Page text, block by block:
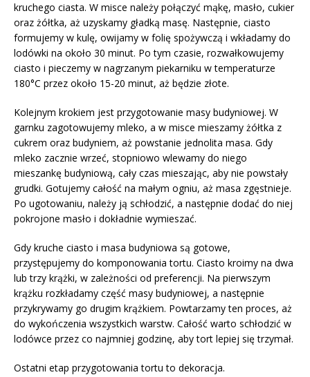
kruchego ciasta. W misce należy połączyć mąkę, masło, cukier
oraz żółtka, aż uzyskamy gładką masę. Następnie, ciasto
formujemy w kulę, owijamy w folię spożywczą i wkładamy do
lodówki na około 30 minut. Po tym czasie, rozwałkowujemy
ciasto i pieczemy w nagrzanym piekarniku w temperaturze
180°C przez około 15-20 minut, aż będzie złote.
Kolejnym krokiem jest przygotowanie masy budyniowej. W
garnku zagotowujemy mleko, a w misce mieszamy żółtka z
cukrem oraz budyniem, aż powstanie jednolita masa. Gdy
mleko zacznie wrzeć, stopniowo wlewamy do niego
mieszankę budyniową, cały czas mieszając, aby nie powstały
grudki. Gotujemy całość na małym ogniu, aż masa zgęstnieje.
Po ugotowaniu, należy ją schłodzić, a następnie dodać do niej
pokrojone masło i dokładnie wymieszać.
Gdy kruche ciasto i masa budyniowa są gotowe,
przystępujemy do komponowania tortu. Ciasto kroimy na dwa
lub trzy krążki, w zależności od preferencji. Na pierwszym
krążku rozkładamy część masy budyniowej, a następnie
przykrywamy go drugim krążkiem. Powtarzamy ten proces, aż
do wykończenia wszystkich warstw. Całość warto schłodzić w
lodówce przez co najmniej godzinę, aby tort lepiej się trzymał.
Ostatni etap przygotowania tortu to dekoracja.